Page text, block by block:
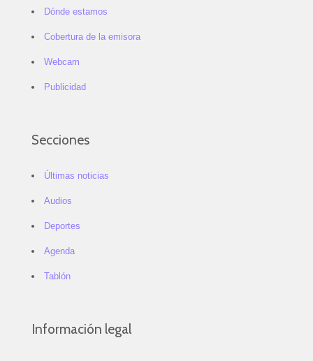
Dónde estamos
Cobertura de la emisora
Webcam
Publicidad
Secciones
Últimas noticias
Audios
Deportes
Agenda
Tablón
Información legal